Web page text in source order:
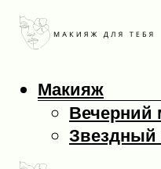
Макияж
Вечерний
Звездный
Макияж